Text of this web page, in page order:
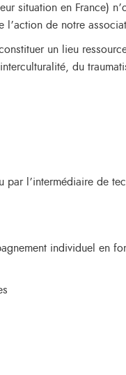
situation en France)
de notre
un lieu
du
l’intermédiaire de
individuel en